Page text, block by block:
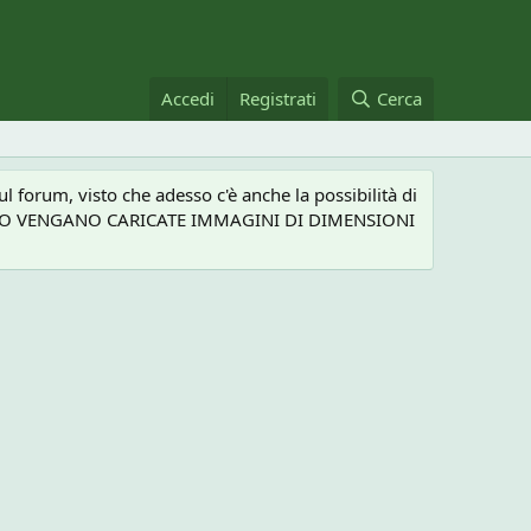
Accedi Registrati Cerca
forum, visto che adesso c'è anche la possibilità di
CARICATE IMMAGINI DI DIMENSIONI